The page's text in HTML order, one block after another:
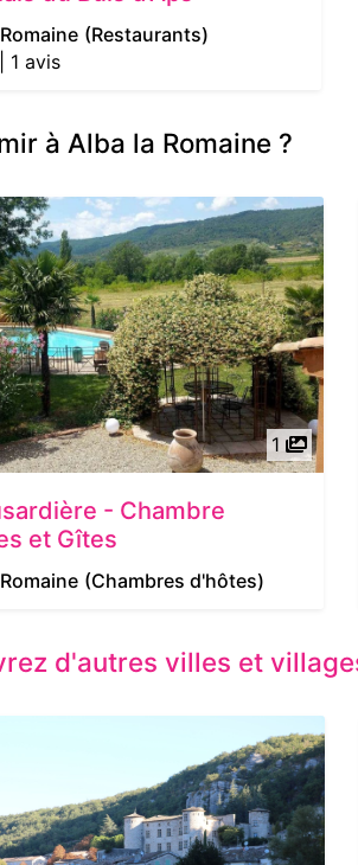
(Restaurants)
| 1 avis
à Alba la Romaine ?
1
- Chambre
et Gîtes
(Chambres d'hôtes)
d'autres villes et